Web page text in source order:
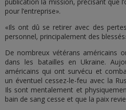
publication la mission, précisant que
pour l’entreprise».
«Ils ont dû se retirer avec des
personnel, principalement des
De nombreux vétérans américains
dans les batailles en Ukraine.
américains qui ont survécu et
un éventuel cessez-le-feu avec la
Ils sont mentalement et
bain de sang cesse et que la paix